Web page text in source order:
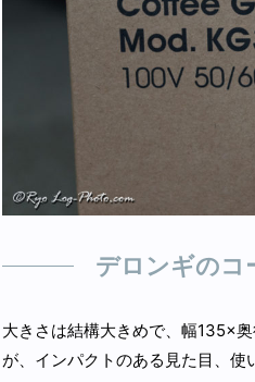
デロンギのコ
大きさは結構大きめで、幅135×
が、インパクトのある見た目、使